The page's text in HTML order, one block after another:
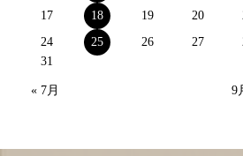
17
18 19 20
24
25 26 27
31
« 7月 9